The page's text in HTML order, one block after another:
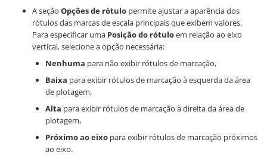
A seção Opções de rótulo permite ajustar a aparência dos
rótulos das marcas de escala principais que exibem valores.
Para especificar uma Posição do rótuloem relação ao eixo
vertical, selecione a opção necessária:
Nenhuma para não exibir rótulos de marcação,
Baixa para exibir rótulos de marcação à esquerda da área
de plotagem,
Alta para exibir rótulos de marcação à direita da área de
plotagem,
Próximo ao eixo para exibir rótulos de marcação próximos
ao eixo.